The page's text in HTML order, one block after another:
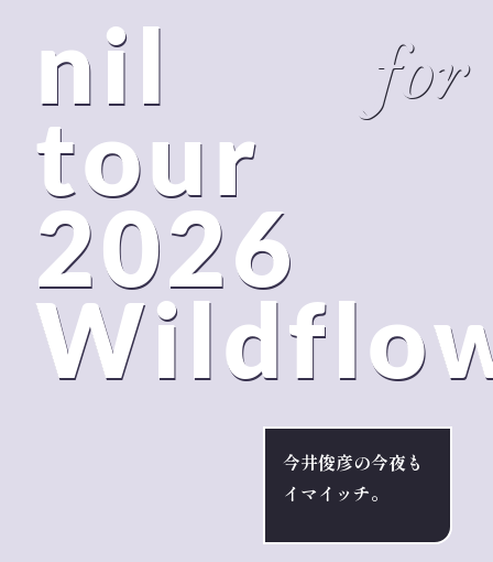
for
nil
tour
2026
今井俊彦の今夜も
イマイッチ。